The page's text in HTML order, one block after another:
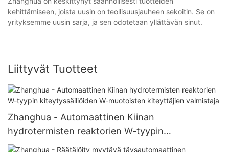
kehittämiseen, joista uusin on teollisuusjauheen sekoitin. Se on
yrityksemme uusin sarja, ja sen odotetaan yllättävän sinut.
Liittyvät Tuotteet
Zhanghua - Automaattinen Kiinan
hydrotermisten reaktorien W-tyypin
kiteytyssäiliöiden W-muotoisten kiteyttäjien